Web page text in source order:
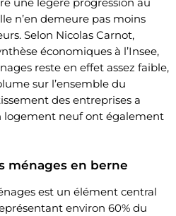
n’en demeure pas moins
Selon Nicolas Carnot,
économiques à l’Insee,
reste en effet assez faible,
sur l’ensemble du
des entreprises a
logement neuf ont également
ménages en berne
est un élément central
environ 60% du